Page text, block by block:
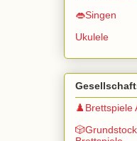
👄Singen
Ukulele
♟️Brettspiele